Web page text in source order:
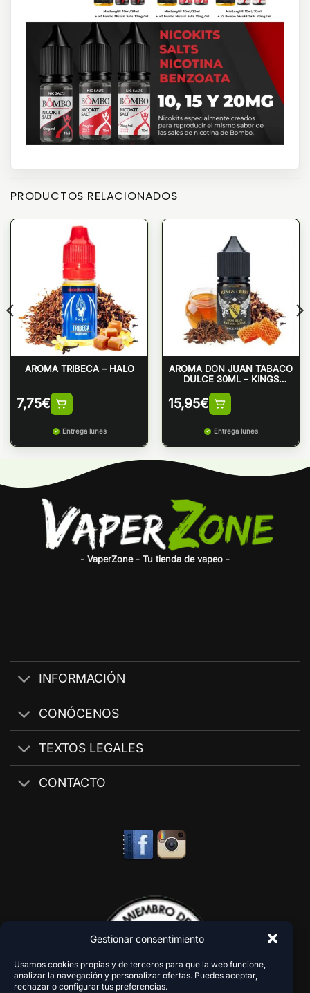
Gestionar consentimiento
Usamos cookies propias y de terceros para que la web funcione,
analizar la navegación y personalizar ofertas. Puedes aceptar,
rechazar o configurar tus preferencias.
PRODUCTOS RELACIONADOS
AROMA TRIBECA – HALO
7,75€
Entrega lunes
AROMA DON JUAN TABACO
DULCE 30ML – KINGS
15,95€
Entrega lunes
- VaperZone - Tu tienda de vapeo -
INFORMACIÓN
CONÓCENOS
TEXTOS LEGALES
CONTACTO